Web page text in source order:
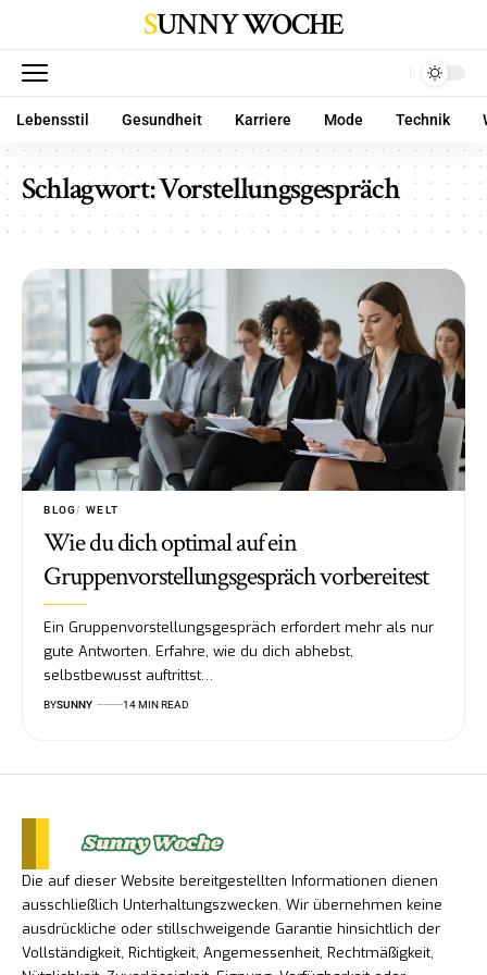
SUNNY WOCHE
Lebensstil Gesundheit Karriere Mode Technik
Schlagwort:Vorstellungsgespräch
BLOG WELT
Wie du dich optimal auf ein
Gruppenvorstellungsgespräch vorbereitest
Ein Gruppenvorstellungsgespräch erfordert mehr als nur
gute Antworten. Erfahre, wie du dich abhebst,
selbstbewusst auftrittst…
BYSUNNY 14 MIN READ
Die auf dieser Website bereitgestellten Informationen dienen
ausschließlich Unterhaltungszwecken. Wir übernehmen keine
ausdrückliche oder stillschweigende Garantie hinsichtlich der
Vollständigkeit, Richtigkeit, Angemessenheit, Rechtmäßigkeit,